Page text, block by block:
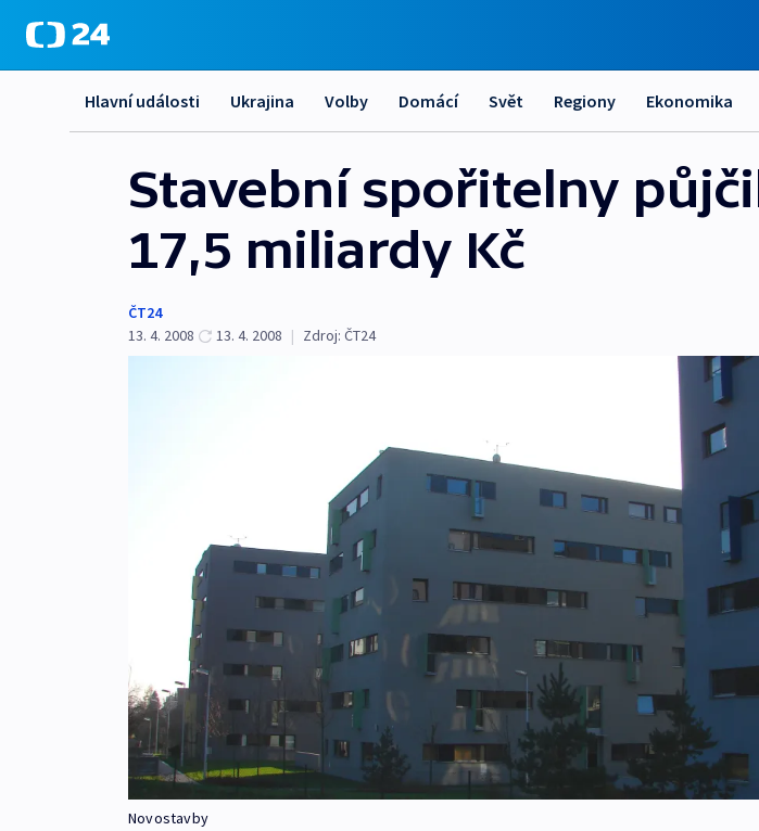
Hlavní události Ukrajina Volby Domácí Svět Regiony Ekonomika
Stavební spořitelny
17,5 miliardy Kč
ČT24
13. 4. 2008
13. 4. 2008 | Zdroj: ČT24
Novostavby